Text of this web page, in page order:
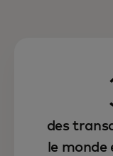
des
le